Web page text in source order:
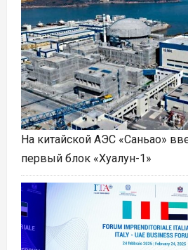
На китайской АЭС «Саньао»
первый блок «Хуалун-1»